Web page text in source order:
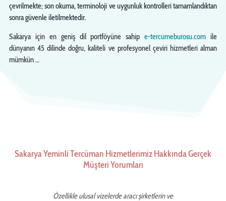
çevrilmekte; son okuma, terminoloji ve uygunluk kontrolleri tamamlandıktan
sonra güvenle iletilmektedir.
Sakarya için en geniş dil portföyüne sahipe-tercumeburosu.com ile
dünyanın 45 dilinde doğru, kaliteli ve profesyonel çeviri hizmetleri alman
mümkün …
Sakarya Yeminli Tercüman Hizmetlerimiz Hakkında Gerçek
Müşteri Yorumları
Özellikle ulusal vizelerde aracı şirketlerin ve